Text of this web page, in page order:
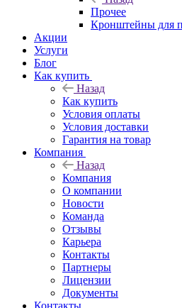
Прочее
Кронштейны для
Акции
Услуги
Блог
Как купить
Назад
Как купить
Условия оплаты
Условия доставки
Гарантия на товар
Компания
Назад
Компания
О компании
Новости
Команда
Отзывы
Карьера
Контакты
Партнеры
Лицензии
Документы
Контакты